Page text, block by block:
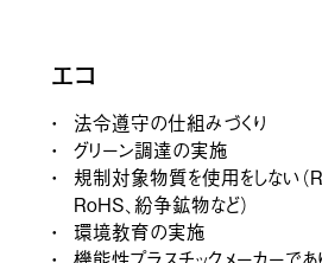
エコ
法令遵守の仕組みづくり
グリーン調達の実施
規制対象物質を使用をしない（
RoHS、紛争鉱物など）
環境教育の実施